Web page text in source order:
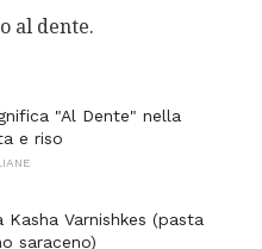
al dente.
"Al Dente" nella
e riso
Kasha Varnishkes (pasta
saraceno)